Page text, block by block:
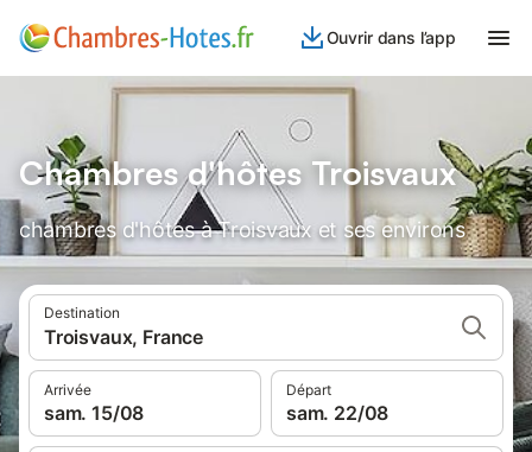
Ouvrir dans l’app
Chambres d'hôtes Troisvaux
chambres d'hôtes à Troisvaux et ses environs
Destination
Troisvaux, France
Arrivée
sam. 15/08
Départ
sam. 22/08